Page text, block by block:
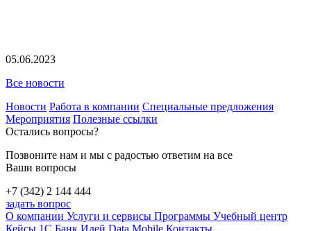
05.06.2023
Все новости
Новости Работа в компании Специальные предложения
Мероприятия Полезные ссылки
Остались вопросы?
Позвоните нам и мы с радостью ответим на все
Ваши вопросы
+7 (342) 2 144 444
задать вопрос
О компании Услуги и сервисы Программы Учебный центр
Кейсы 1С Банк Идей Data Mobile Контакты